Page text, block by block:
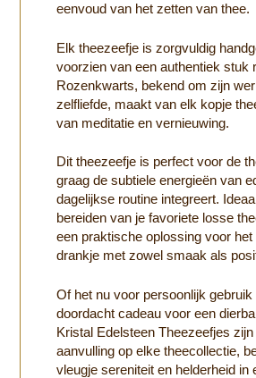
eenvoud van het zetten van thee.
Elk theezeefje is zorgvuldig
voorzien van een authentiek stuk
Rozenkwarts, bekend om zijn
zelfliefde, maakt van elk kopje
van meditatie en vernieuwing.
Dit theezeefje is perfect voor de
graag de subtiele energieën van
dagelijkse routine integreert.
bereiden van je favoriete losse
een praktische oplossing voor
drankje met zowel smaak als
Of het nu voor persoonlijk
doordacht cadeau voor een
Kristal Edelsteen Theezeefjes
aanvulling op elke theecollectie,
vleugje sereniteit en helderheid in